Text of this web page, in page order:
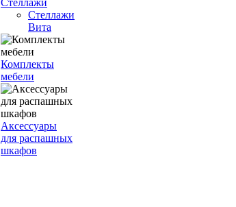
Стеллажи
Стеллажи
Вита
Комплекты
мебели
Аксессуары
для распашных
шкафов